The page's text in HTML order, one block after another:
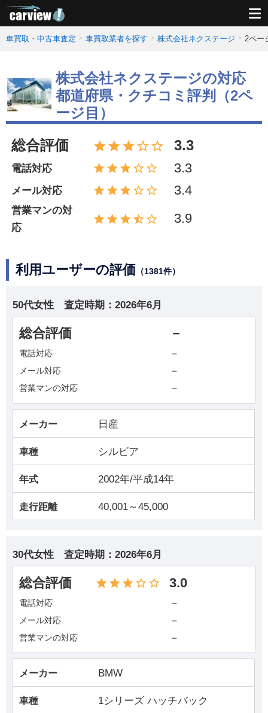
車買取・中古車査定 車買取業者を探す 株式会社ネクステージ 2ペー
株式会社ネクステージの対応
都道府県・クチコミ評判（2ペ
ージ目）
総合評価 3.3
電話対応 3.3
メール対応 3.4
営業マンの対
応
3.9
利用ユーザーの評価 （1381件）
50代女性 査定時期： 2026年6月
総合評価 －
電話対応 －
メール対応 －
営業マンの対応 －
メーカー 日産
車種 シルビア
年式 2002年/平成14年
走行距離 40,001～45,000
30代女性 査定時期： 2026年6月
総合評価 3.0
電話対応 －
メール対応 －
営業マンの対応 －
メーカー BMW
車種 1シリーズ ハッチバック